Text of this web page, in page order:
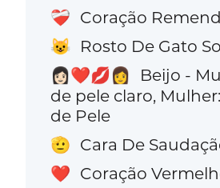
❤️‍🩹 Coração
😺 Rosto De Gato
👩🏻‍❤️‍💋‍👩
Beijo -
de pele claro,
de Pele
🫡 Cara De
❤️ Coração